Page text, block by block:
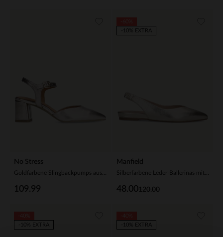
No Stress
109.99
Manfield
120.00
48.00
-10% EXTRA
-10% EXTRA
-10% EXTRA